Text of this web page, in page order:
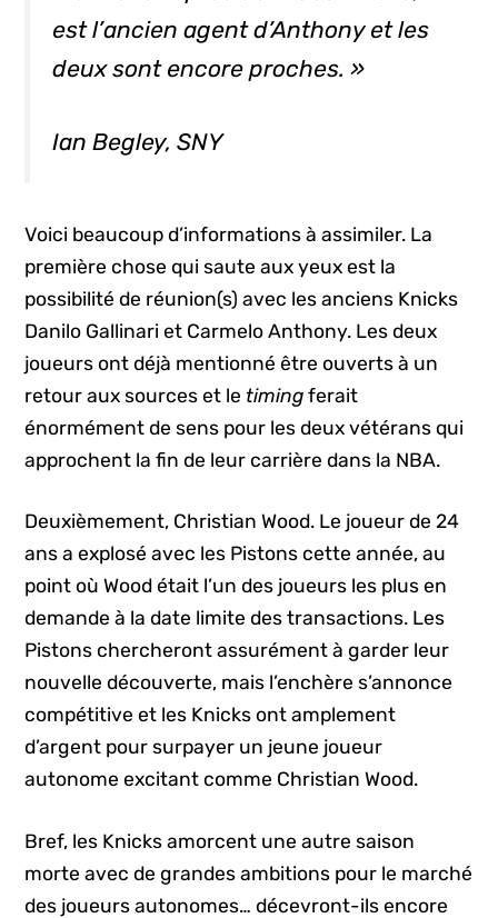
est l’ancien agent d’Anthony et les
deux sont encore proches. »
Ian Begley, SNY
Voici beaucoup d’informations à assimiler. La
première chose qui saute aux yeux est la
possibilité de réunion(s) avec les anciens Knicks
Danilo Gallinari et Carmelo Anthony. Les deux
joueurs ont déjà mentionné être ouverts à un
retour aux sources et le timingferait
énormément de sens pour les deux vétérans qui
approchent la fin de leur carrière dans la NBA.
Deuxièmement, Christian Wood. Le joueur de 24
ans a explosé avec les Pistons cette année, au
point où Wood était l’un des joueurs les plus en
demande à la date limite des transactions. Les
Pistons chercheront assurément à garder leur
nouvelle découverte, mais l’enchère s’annonce
compétitive et les Knicks ont amplement
d’argent pour surpayer un jeune joueur
autonome excitant comme Christian Wood.
Bref, les Knicks amorcent une autre saison
morte avec de grandes ambitions pour le marché
des joueurs autonomes… décevront-ils encore